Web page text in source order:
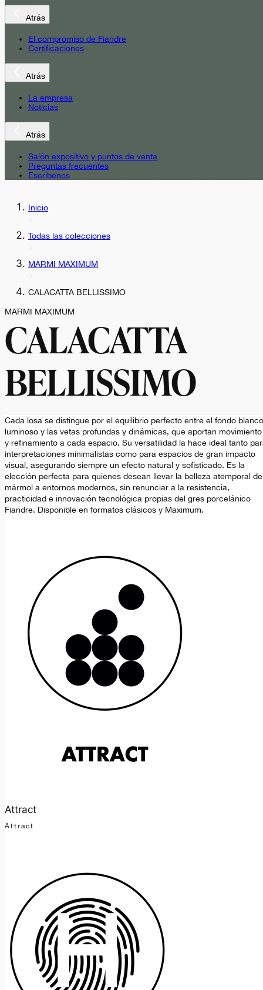
Atrás
El compromiso de Fiandre
Certificaciones
Atrás
La empresa
Noticias
Atrás
Salón expositivo y puntos de venta
Preguntas frecuentes
Escríbenos
Inicio
Todas las colecciones
MARMI MAXIMUM
CALACATTA BELLISSIMO
MARMI MAXIMUM
CALACATTA
BELLISSIMO
Cada losa se distingue por el equilibrio perfecto entre el fondo blanco
luminoso y las vetas profundas y dinámicas, que aportan movimiento
y refinamiento a cada espacio. Su versatilidad la hace ideal tanto
interpretaciones minimalistas como para espacios de gran impacto
visual, asegurando siempre un efecto natural y sofisticado. Es la
elección perfecta para quienes desean llevar la belleza atemporal
mármol a entornos modernos, sin renunciar a la resistencia,
practicidad e innovación tecnológica propias del gres porcelánico
Fiandre. Disponible en formatos clásicos y Maximum.
Attract
Attract